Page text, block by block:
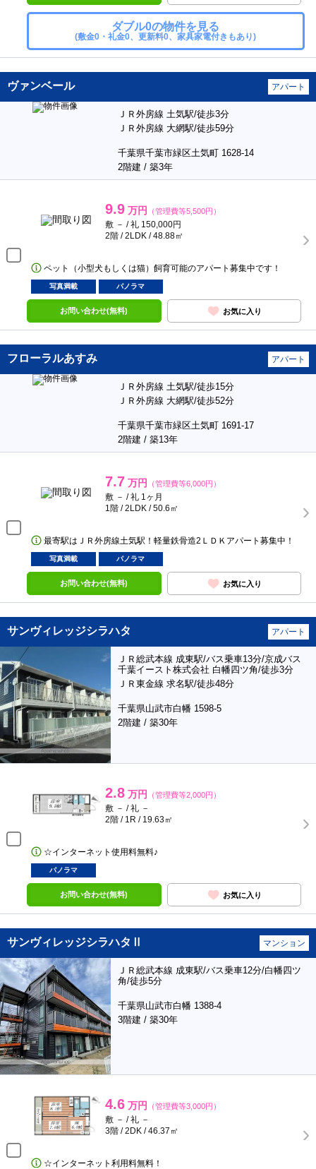
ダブル0の物件を見る
(敷金0・礼金0、更新料0、家具家電付きもあり)
ヴァンベール アパート
ＪＲ外房線 土気駅/徒歩3分
ＪＲ外房線 大網駅/徒歩59分
千葉県千葉市緑区土気町 1628-14
2階建 / 築3年
9.9 万円 （管理費等5,500円）
敷 － / 礼 150,000円
2階 / 2LDK / 48.88㎡
ペット（小型犬もしくは猫）飼育可能のアパート募集中です！
写真満載 パノラマ
お問い合わせ(無料) お気に入り
フローラルあすみ アパート
ＪＲ外房線 土気駅/徒歩15分
ＪＲ外房線 大網駅/徒歩52分
千葉県千葉市緑区土気町 1691-17
2階建 / 築13年
7.7 万円 （管理費等6,000円）
敷 － / 礼 1ヶ月
1階 / 2LDK / 50.6㎡
最寄駅はＪＲ外房線土気駅！軽量鉄骨造2ＬＤＫアパート募集中！
写真満載 パノラマ
お問い合わせ(無料) お気に入り
サンヴィレッジシラハタ アパート
ＪＲ総武本線 成東駅/バス乗車13分/京成バス
千葉イースト株式会社 白幡四ツ角/徒歩3分
ＪＲ東金線 求名駅/徒歩48分
千葉県山武市白幡 1598-5
2階建 / 築30年
2.8 万円 （管理費等2,000円）
敷 － / 礼 －
2階 / 1R / 19.63㎡
☆インターネット使用料無料♪
パノラマ
お問い合わせ(無料) お気に入り
サンヴィレッジシラハタⅡ マンション
ＪＲ総武本線 成東駅/バス乗車12分/白幡四ツ
角/徒歩5分
千葉県山武市白幡 1388-4
3階建 / 築30年
4.6 万円 （管理費等3,000円）
敷 － / 礼 －
3階 / 2DK / 46.37㎡
☆インターネット利用料無料！